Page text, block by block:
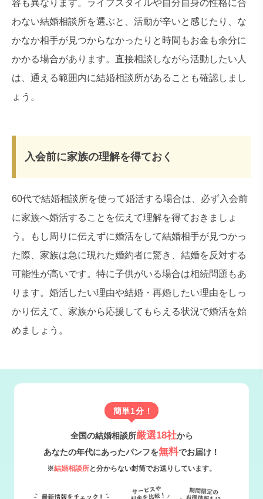
容も異なります。ライフスタイルや自分自身の性格に合
わない結婚相談所を選ぶと、活動が辛いと感じたり、な
かなか相手が見つからなかったりと時間もお金も余分に
かかる場合があります。直接相談しながら活動したい人
は、通える範囲内に結婚相談所があることも確認しまし
ょう。
入会前に家族の理解を得ておく
60代で結婚相談所を使って婚活する場合は、必ず入会前
に家族へ婚活することを伝えて理解を得ておきましょ
う。もし周りに伝えずに婚活をして結婚相手が見つかっ
た際、家族は急に現れた婚約者に驚き、結婚を反対する
可能性が高いです。特に子供がいる場合は相続問題もあ
ります。婚活したい理由や結婚・再婚したい理由をしっ
かり伝えて、家族から応援してもらえる状況で婚活を始
めましょう。
簡単1分！
全国の結婚相談所厳選18社から
あなたの年代にあったパンフを無料でお届け！
※結婚相談所と分からない封筒でお送りしています。